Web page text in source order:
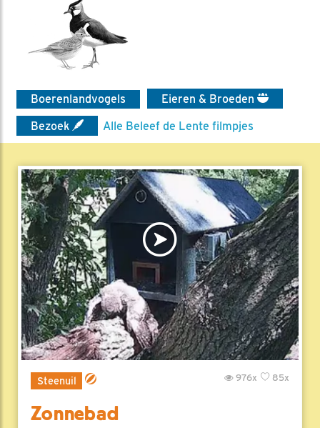
Boerenlandvogels
Eieren & Broeden
Bezoek
Alle Beleef de Lente filmpjes
Steenuil 85x
976x
Zonnebad